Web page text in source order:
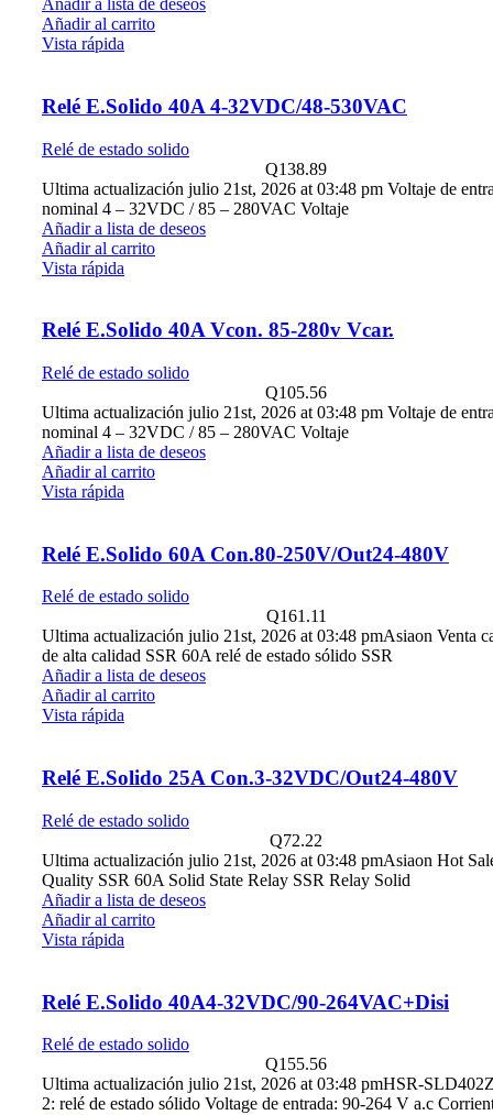
Añadir a lista de deseos
Añadir al carrito
Vista rápida
Relé E.Solido 40A 4-32VDC/48-530VAC
Relé de estado solido
Q138.89
Ultima actualización julio 21st, 2026 at 03:48 pm Voltaje de
nominal 4 – 32VDC / 85 – 280VAC Voltaje
Añadir a lista de deseos
Añadir al carrito
Vista rápida
Relé E.Solido 40A Vcon. 85-280v Vcar.
Relé de estado solido
Q105.56
Ultima actualización julio 21st, 2026 at 03:48 pm Voltaje de
nominal 4 – 32VDC / 85 – 280VAC Voltaje
Añadir a lista de deseos
Añadir al carrito
Vista rápida
Relé E.Solido 60A Con.80-250V/Out24-480V
Relé de estado solido
Q161.11
Ultima actualización julio 21st, 2026 at 03:48 pmAsiaon Venta
de alta calidad SSR 60A relé de estado sólido SSR
Añadir a lista de deseos
Añadir al carrito
Vista rápida
Relé E.Solido 25A Con.3-32VDC/Out24-480V
Relé de estado solido
Q72.22
Ultima actualización julio 21st, 2026 at 03:48 pmAsiaon Hot
Quality SSR 60A Solid State Relay SSR Relay Solid
Añadir a lista de deseos
Añadir al carrito
Vista rápida
Relé E.Solido 40A4-32VDC/90-264VAC+Disi
Relé de estado solido
Q155.56
Ultima actualización julio 21st, 2026 at 03:48 pmHSR-
2: relé de estado sólido Voltage de entrada: 90-264 V a.c